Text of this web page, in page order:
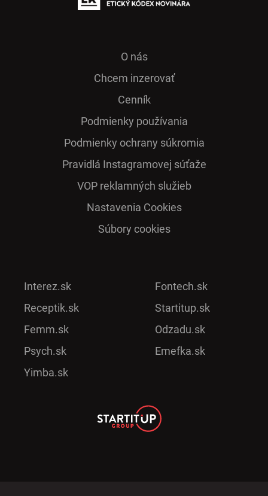
O nás
Chcem inzerovať
Cenník
Podmienky používania
Podmienky ochrany súkromia
Pra­vidlá Ins­ta­gra­mo­vej sú­ťaže
VOP reklamných služieb
Nastavenia Cookies
Súbory cookies
Interez.sk
Receptik.sk
Femm.sk
Psych.sk
Yimba.sk
Fontech.sk
Startitup.sk
Odzadu.sk
Emefka.sk